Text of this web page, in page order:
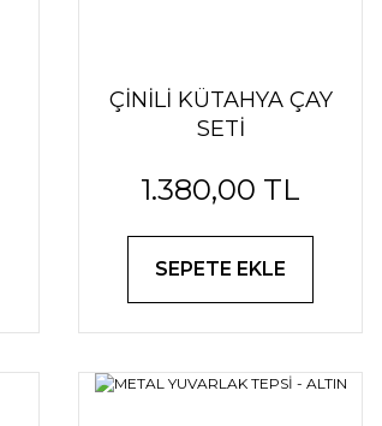
ÇİNİLİ KÜTAHYA ÇAY
SETİ
1.380,00 TL
SEPETE EKLE